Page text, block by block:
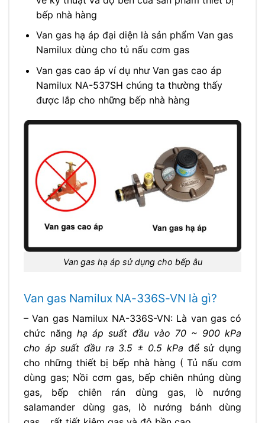
bếp nhà hàng
Van gas hạ áp đại diện là sản phẩm Van gas
Namilux dùng cho tủ nấu cơm gas
Van gas cao áp ví dụ như Van gas cao áp
Namilux NA-537SH chúng ta thường thấy
được lắp cho những bếp nhà hàng
Van gas hạ áp sử dụng cho bếp âu
Van gas Namilux NA-336S-VN là gì?
– Van gas Namilux NA-336S-VN: Là van gas có
chức nănghạ áp suất đầu vào 70 ~ 900 kPa
cho áp suất đầu ra 3.5 ± 0.5 kPa để sử dụng
cho những thiết bị bếp nhà hàng ( Tủ nấu cơm
dùng gas; Nồi cơm gas, bếp chiên nhúng dùng
gas, bếp chiên rán dùng gas, lò nướng
salamander dùng gas, lò nướng bánh dùng